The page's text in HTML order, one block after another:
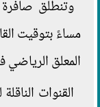
وتنطلق صافرة
مساءً بتوقيت
المعلق الرياضي
القنوات